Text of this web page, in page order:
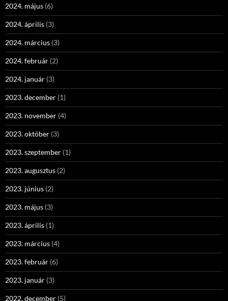
2024. május (6)
2024. április (3)
2024. március (3)
2024. február (2)
2024. január (3)
2023. december (1)
2023. november (4)
2023. október (3)
2023. szeptember (1)
2023. augusztus (2)
2023. június (2)
2023. május (3)
2023. április (1)
2023. március (4)
2023. február (6)
2023. január (3)
2022. december (5)